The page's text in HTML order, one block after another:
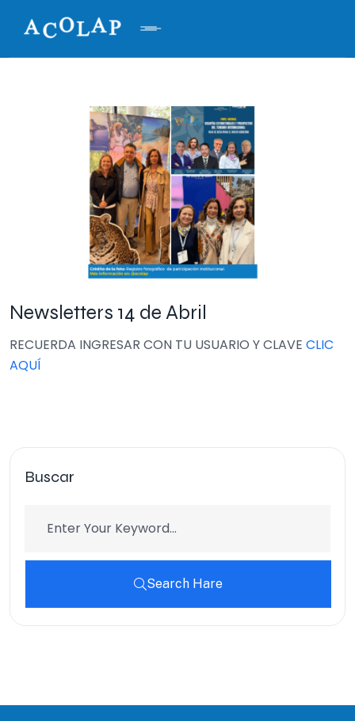
Newsletters 14 de Abril
RECUERDA INGRESAR CON TU USUARIO Y CLAVE CLIC
AQUÍ
Buscar
Search Hare